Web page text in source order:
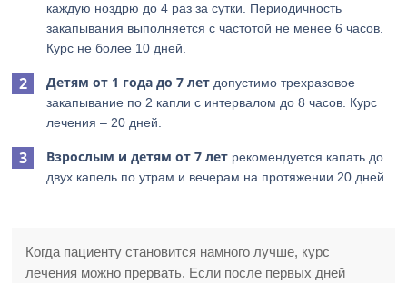
каждую ноздрю до 4 раз за сутки. Периодичность
закапывания выполняется с частотой не менее 6 часов.
Курс не более 10 дней.
Детям от 1 года до 7 лет допустимо трехразовое
закапывание по 2 капли с интервалом до 8 часов. Курс
лечения – 20 дней.
Взрослым и детям от 7 лет рекомендуется капать до
двух капель по утрам и вечерам на протяжении 20 дней.
Когда пациенту становится намного лучше, курс
лечения можно прервать. Если после первых дней